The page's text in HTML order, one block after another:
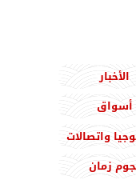
الأخبار
أسواق
واتصالات
زمان